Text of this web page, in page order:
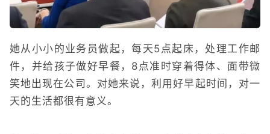
她从小小的业务员做起，每天5点起床，处理工作邮
件，并给孩子做好早餐，8点准时穿着得体、面带微
笑地出现在公司。对她来说，利用好早起时间，对一
天的生活都很有意义。